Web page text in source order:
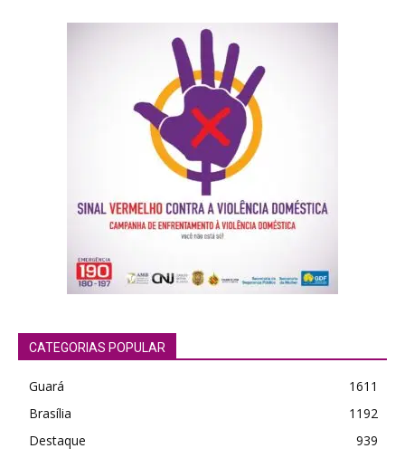
CATEGORIAS POPULAR
Guará
1611
Brasília
1192
Destaque
939